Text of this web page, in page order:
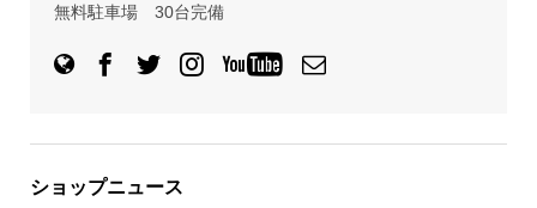
無料駐車場 30台完備
ショップニュース